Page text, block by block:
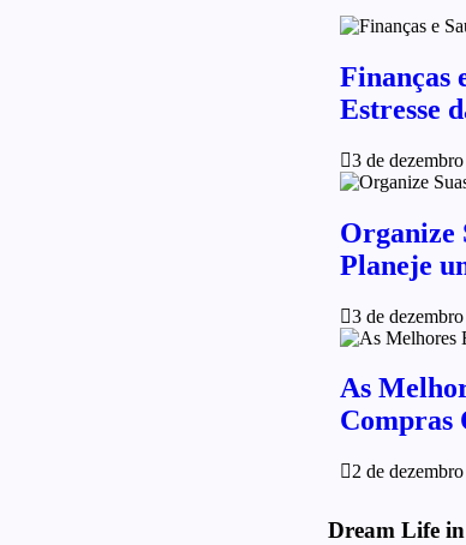
Finanças
Estresse
3 de
Organize
Planeje
3 de
As
Compras
2 de
Dream Life